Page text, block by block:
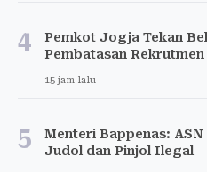
4
Pemkot Jogja Tekan
Pembatasan Rekrutmen
15 jam lalu
5
Menteri Bappenas:
Judol dan Pinjol Ilegal